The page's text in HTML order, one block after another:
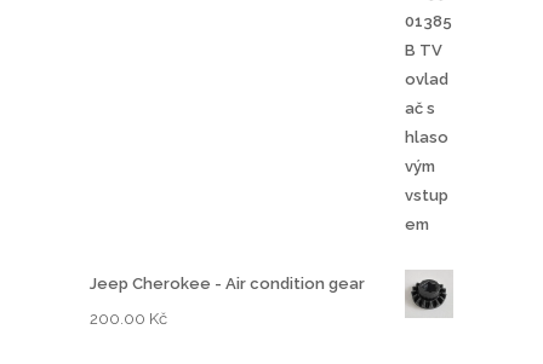
Jeep Cherokee - Air condition gear
200.00 Kč